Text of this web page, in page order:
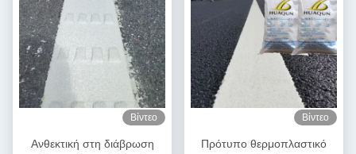
Βίντεο
Ανθεκτική στη διάβρωση
Βίντεο
Πρότυπο θερμοπλαστικό